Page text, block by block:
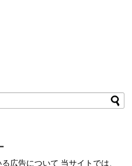
広告について 当サイトでは、